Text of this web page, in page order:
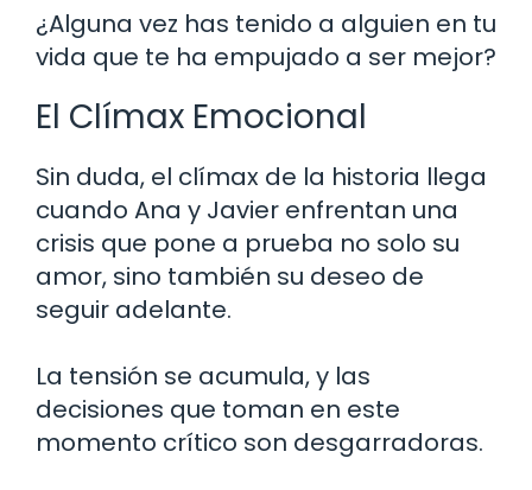
¿Alguna vez has tenido a alguien en tu
vida que te ha empujado a ser mejor?
El Clímax Emocional
Sin duda, el clímax de la historia llega
cuando Ana y Javier enfrentan una
crisis que pone a prueba no solo su
amor, sino también su deseo de
seguir adelante.
La tensión se acumula, y las
decisiones que toman en este
momento crítico son desgarradoras.